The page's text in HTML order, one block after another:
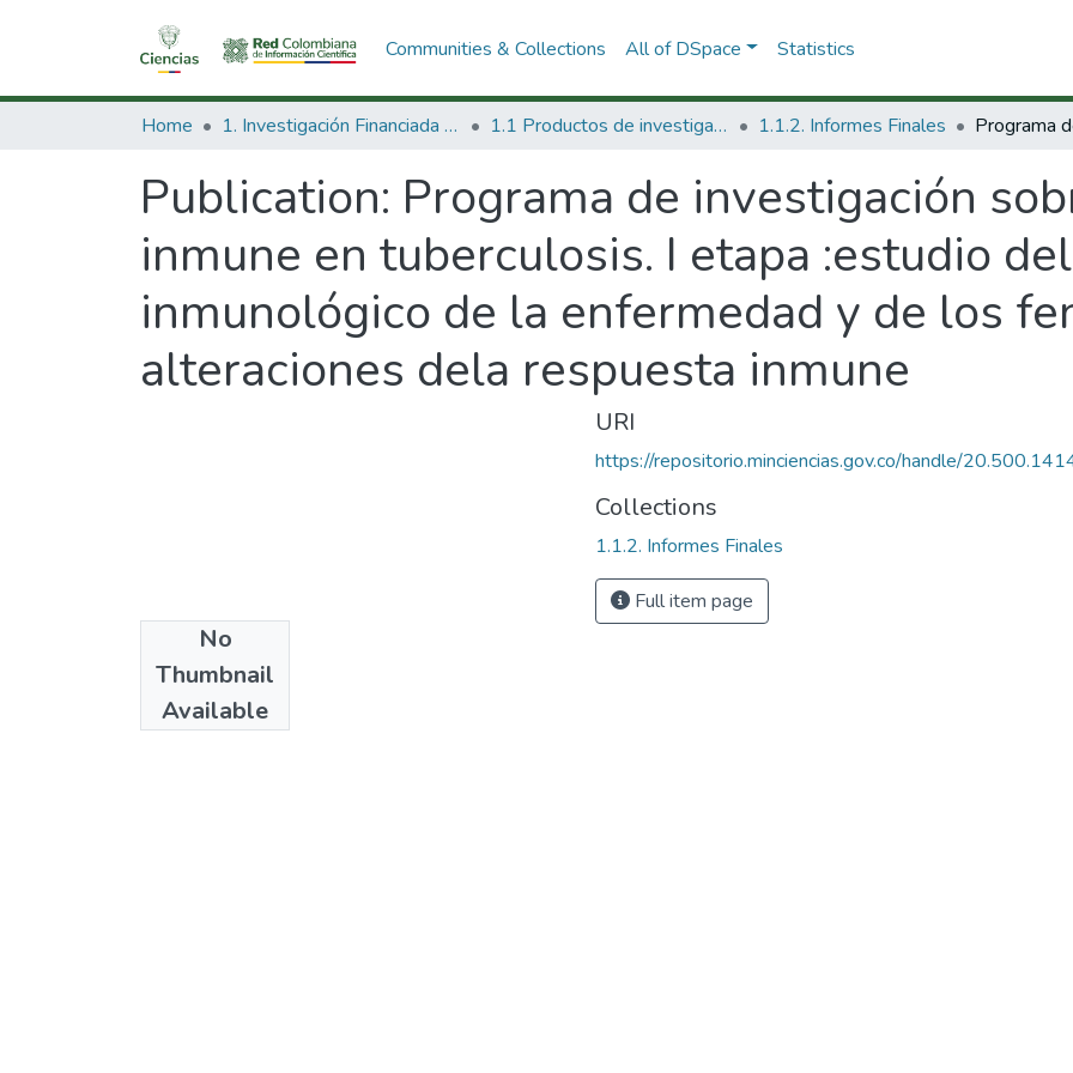
Communities & Collections All of DSpace Statistics
Home 1. Investigación Financiada con Recursos Públicos 1.1 Productos de investigación 1.1.2. Informes Finales
Publication: Programa de investigación
inmune en tuberculosis. I etapa :estudio
inmunológico de la enfermedad y de los
alteraciones dela respuesta inmune
No
Thumbnail
Available
1992
URI
https://repositorio.minciencias.gov.co/handle/
Collections
1.1.2. Informes Finales
Full item page